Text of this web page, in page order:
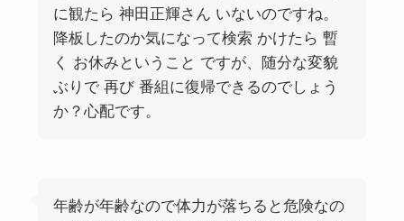
に観たら 神田正輝さん いないのですね。
降板したのか気になって検索 かけたら 暫
く お休みということ ですが、随分な変貌
ぶりで 再び 番組に復帰できるのでしょう
か？心配です。
年齢が年齢なので体力が落ちると危険なの